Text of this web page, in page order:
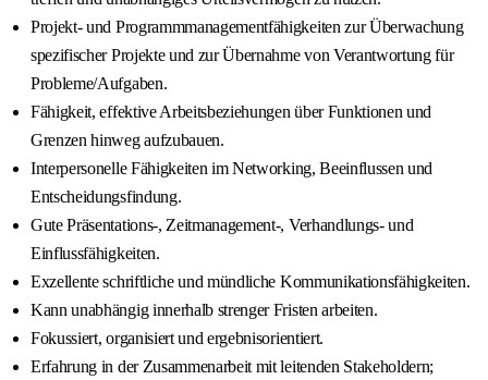
Projekt- und Programmmanagementfähigkeiten zur Überwachung
spezifischer Projekte und zur Übernahme von Verantwortung für
Probleme/Aufgaben.
Fähigkeit, effektive Arbeitsbeziehungen über Funktionen und
Grenzen hinweg aufzubauen.
Interpersonelle Fähigkeiten im Networking, Beeinflussen und
Entscheidungsfindung.
Gute Präsentations-, Zeitmanagement-, Verhandlungs- und
Einflussfähigkeiten.
Exzellente schriftliche und mündliche Kommunikationsfähigkeiten.
Kann unabhängig innerhalb strenger Fristen arbeiten.
Fokussiert, organisiert und ergebnisorientiert.
Erfahrung in der Zusammenarbeit mit leitenden Stakeholdern;